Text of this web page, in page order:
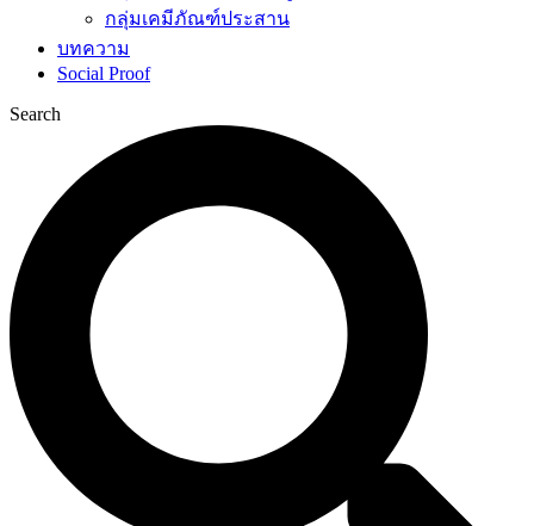
กลุ่มเคมีภัณฑ์ประสาน
บทความ
Social Proof
Search